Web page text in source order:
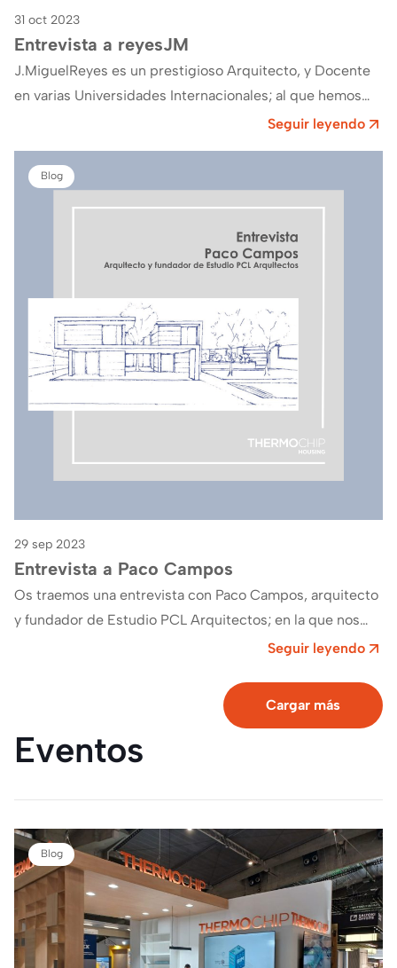
31 oct 2023
Entrevista a reyesJM
J.MiguelReyes es un prestigioso Arquitecto, y Docente
en varias Universidades Internacionales; al que hemos
podido entrevistar con motivo de su Proyecto de…
Seguir leyendo
Blog
29 sep 2023
Entrevista a Paco Campos
Os traemos una entrevista con Paco Campos, arquitecto
y fundador de Estudio PCL Arquitectos; en la que nos
Seguir leyendo
Cargar más
Eventos
Blog